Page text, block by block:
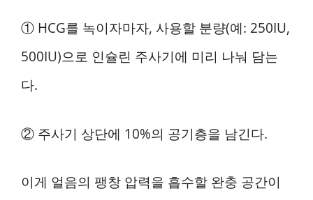
① HCG를 녹이자마자, 사용할 분량(예: 250IU,
500IU)으로 인슐린 주사기에 미리 나눠 담는
다.
② 주사기 상단에 10%의 공기층을 남긴다.
이게 얼음의 팽창 압력을 흡수할 완충 공간이